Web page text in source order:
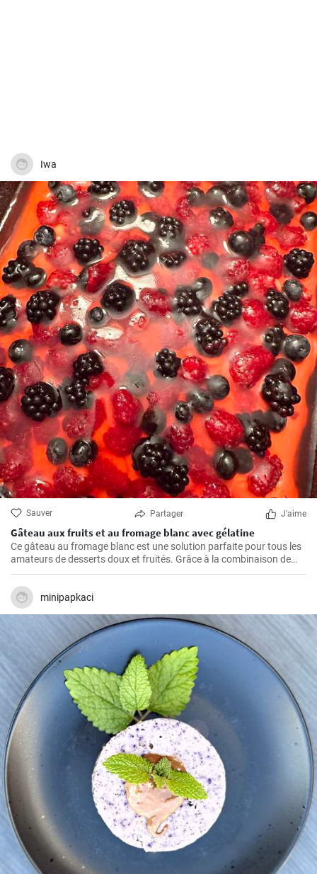
Iwa
Sauver Partager J'aime
Gâteau aux fruits et au fromage blanc avec gélatine
Ce gâteau au fromage blanc est une solution parfaite pour tous les
amateurs de desserts doux et fruités. Grâce à la combinaison de
fromage blanc et de divers fruits, il a non seulement un excellent
goût, mais est également relativement sain.
minipapkaci